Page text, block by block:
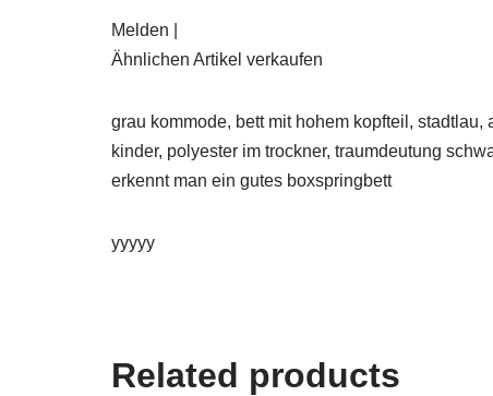
Melden |
Ähnlichen Artikel verkaufen
grau kommode, bett mit hohem kopfteil,
kinder, polyester im trockner, traumdeutung
erkennt man ein gutes boxspringbett
yyyyy
Related products